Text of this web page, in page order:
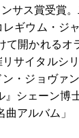
サス賞受賞
ギウム・
開かれる
サイタル
・ジョヴァ
シェーン
アルバム